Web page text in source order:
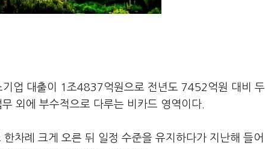
업 대출이 1조4837억원으로 전년도 7452억원 대비 두
외에 부수적으로 다루는 비카드 영역이다.
차례 크게 오른 뒤 일정 수준을 유지하다가 지난해 들어